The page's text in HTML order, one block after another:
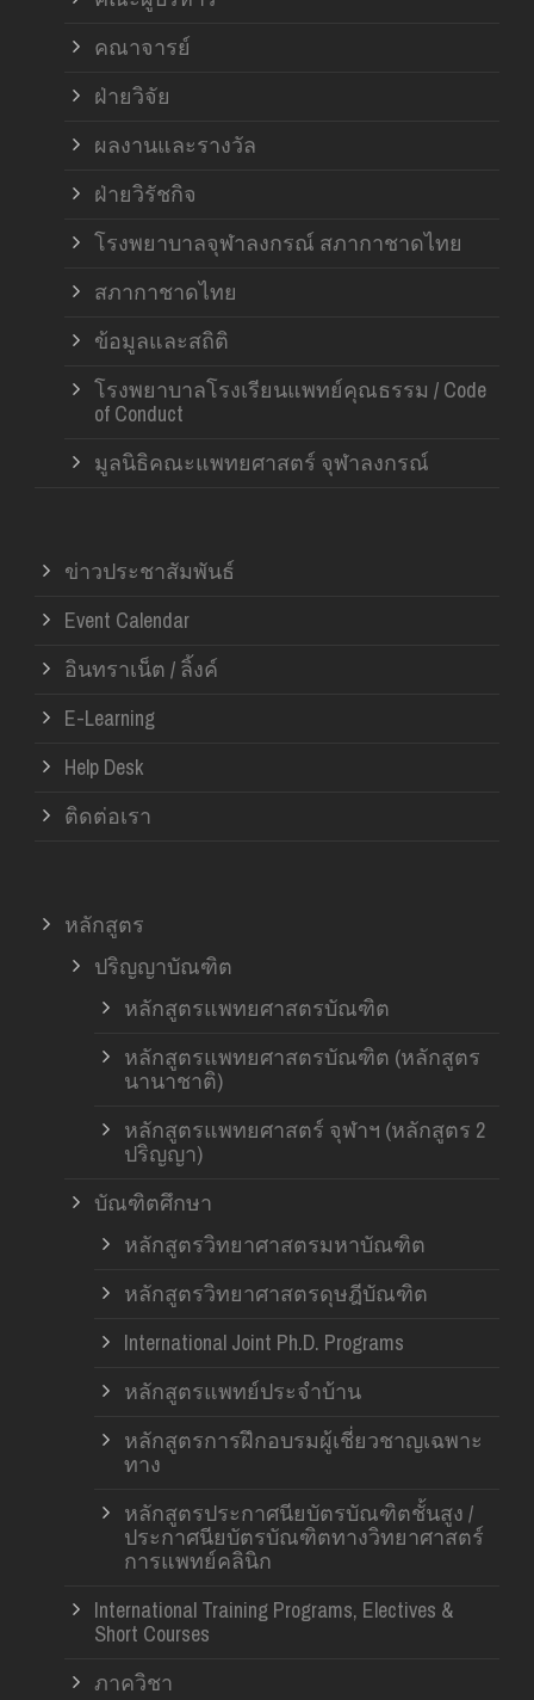
คณาจารย์
ฝ่ายวิจัย
ผลงานและรางวัล
ฝ่ายวิรัชกิจ
โรงพยาบาลจุฬาลงกรณ์ สภากาชาดไทย
สภากาชาดไทย
ข้อมูลและสถิติ
โรงพยาบาลโรงเรียนแพทย์คุณธรรม / Code
of Conduct
มูลนิธิคณะแพทยศาสตร์ จุฬาลงกรณ์
ข่าวประชาสัมพันธ์
Event Calendar
อินทราเน็ต / ลิ้งค์
E-Learning
Help Desk
ติดต่อเรา
หลักสูตร
ปริญญาบัณฑิต
หลักสูตรแพทยศาสตรบัณฑิต
หลักสูตรแพทยศาสตรบัณฑิต (หลักสูตร
นานาชาติ)
หลักสูตรแพทยศาสตร์ จุฬาฯ (หลักสูตร 2
ปริญญา)
บัณฑิตศึกษา
หลักสูตรวิทยาศาสตรมหาบัณฑิต
หลักสูตรวิทยาศาสตรดุษฎีบัณฑิต
International Joint Ph.D. Programs
หลักสูตรแพทย์ประจำบ้าน
หลักสูตรการฝึกอบรมผู้เชี่ยวชาญเฉพาะ
ทาง
หลักสูตรประกาศนียบัตรบัณฑิตชั้นสูง /
ประกาศนียบัตรบัณฑิตทางวิทยาศาสตร์
การแพทย์คลินิก
International Training Programs, Electives &
Short Courses
ภาควิชา